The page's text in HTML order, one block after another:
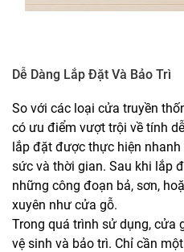
Dễ Dàng Lắp Đặt Và Bảo Trì
So với các loại cửa truyền
có ưu điểm vượt trội về tính
lắp đặt được thực hiện
sức và thời gian. Sau khi lắp
những công đoạn bả, sơn,
xuyên như cửa gỗ.
Trong quá trình sử dụng, cửa
vệ sinh và bảo trì. Chỉ cần